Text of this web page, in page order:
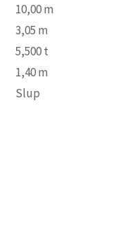
10,00m
3,05 m
5,500t
1,40m
Slup